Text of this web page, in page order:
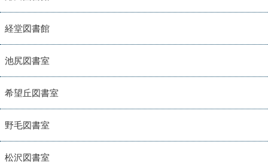
経堂図書館
池尻図書室
希望丘図書室
野毛図書室
松沢図書室